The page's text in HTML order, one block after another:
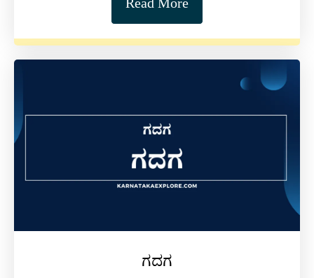
Read More
ಗದಗ